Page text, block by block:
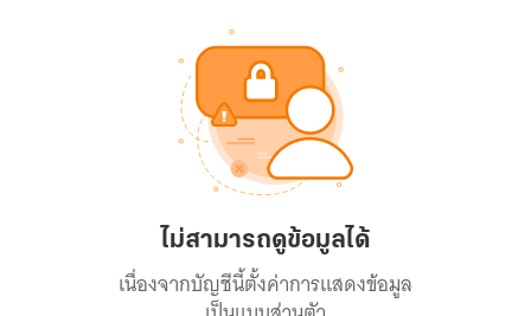
ไม่สามารถดูข้อมูลได้
เนื่องจากบัญชีนี้ตั้งค่าการแสดงข้อมูล